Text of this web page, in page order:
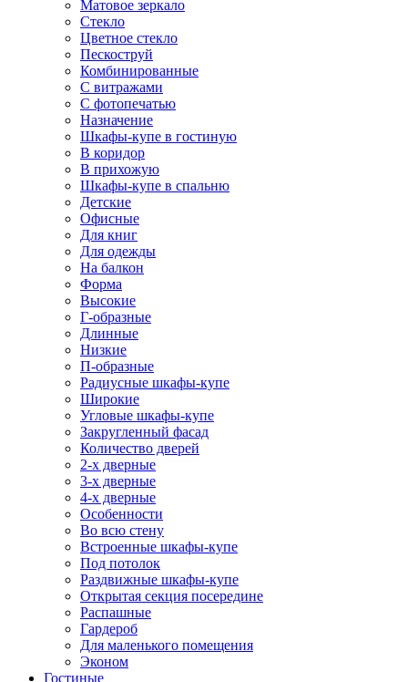
Матовое зеркало
Стекло
Цветное стекло
Пескоструй
Комбинированные
С витражами
С фотопечатью
Назначение
Шкафы-купе в гостиную
В коридор
В прихожую
Шкафы-купе в спальню
Детские
Офисные
Для книг
Для одежды
На балкон
Форма
Высокие
Г-образные
Длинные
Низкие
П-образные
Радиусные шкафы-купе
Широкие
Угловые шкафы-купе
Закругленный фасад
Количество дверей
2-х дверные
3-х дверные
4-х дверные
Особенности
Во всю стену
Встроенные шкафы-купе
Под потолок
Раздвижные шкафы-купе
Открытая секция посередине
Распашные
Гардероб
Для маленького помещения
Эконом
Гостиные